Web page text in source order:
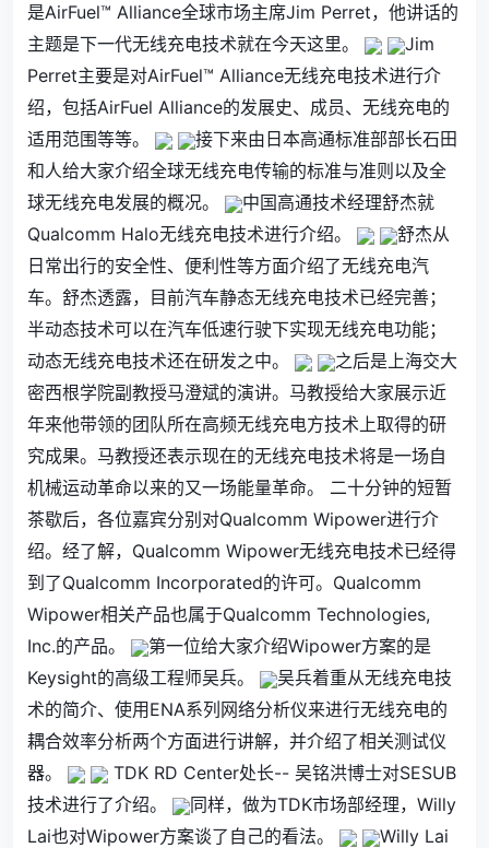
是AirFuel™ Alliance全球市场主席Jim Perret，他讲话的
主题是下一代无线充电技术就在今天这里。
Jim
Perret主要是对AirFuel™ Alliance无线充电技术进行介
绍，包括AirFuel Alliance的发展史、成员、无线充电的
适用范围等等。
接下来由日本高通标准部部长石田
和人给大家介绍全球无线充电传输的标准与准则以及全
球无线充电发展的概况。
中国高通技术经理舒杰就
Qualcomm Halo无线充电技术进行介绍。
舒杰从
日常出行的安全性、便利性等方面介绍了无线充电汽
车。舒杰透露，目前汽车静态无线充电技术已经完善；
半动态技术可以在汽车低速行驶下实现无线充电功能；
动态无线充电技术还在研发之中。
之后是上海交大
密西根学院副教授马澄斌的演讲。马教授给大家展示近
年来他带领的团队所在高频无线充电方技术上取得的研
究成果。马教授还表示现在的无线充电技术将是一场自
机械运动革命以来的又一场能量革命。 二十分钟的短暂
茶歇后，各位嘉宾分别对Qualcomm Wipower进行介
绍。经了解，Qualcomm Wipower无线充电技术已经得
到了Qualcomm Incorporated的许可。Qualcomm
Wipower相关产品也属于Qualcomm Technologies,
Inc.的产品。
第一位给大家介绍Wipower方案的是
Keysight的高级工程师吴兵。
吴兵着重从无线充电技
术的简介、使用ENA系列网络分析仪来进行无线充电的
耦合效率分析两个方面进行讲解，并介绍了相关测试仪
器。
TDK RD Center处长-- 吴铭洪博士对SESUB
技术进行了介绍。
同样，做为TDK市场部经理，Willy
Lai也对Wipower方案谈了自己的看法。
Willy Lai